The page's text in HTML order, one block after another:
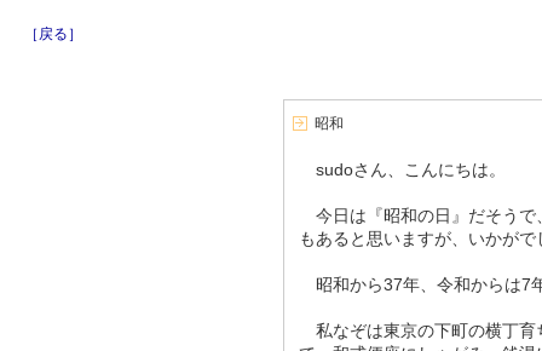
［戻る］
昭和
sudoさん、こんにちは。
今日は『昭和の日』だそうで
もあると思いますが、いかがで
昭和から37年、令和からは7
私なぞは東京の下町の横丁育